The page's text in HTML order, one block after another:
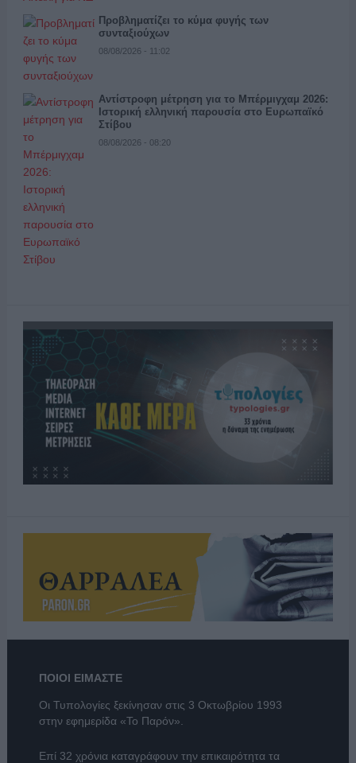
Προβληματίζει το κύμα φυγής των
συνταξιούχων
08/08/2026 - 11:02
Αντίστροφη μέτρηση για το Μπέρμιγχαμ 2026:
Ιστορική ελληνική παρουσία στο Ευρωπαϊκό
Στίβου
08/08/2026 - 08:20
ΠΟΙΟΙ ΕΙΜΑΣΤΕ
Οι Τυπολογίες ξεκίνησαν στις 3 Οκτωβρίου 1993
στην εφημερίδα «Το Παρόν».
Επί 32 χρόνια καταγράφουν την επικαιρότητα τα